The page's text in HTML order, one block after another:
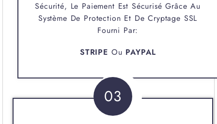
Sécurité, Le Paiement Est Sécurisé Grâce Au
Système De Protection Et De Cryptage SSL
Fourni Par:
STRIPE Ou PAYPAL
03